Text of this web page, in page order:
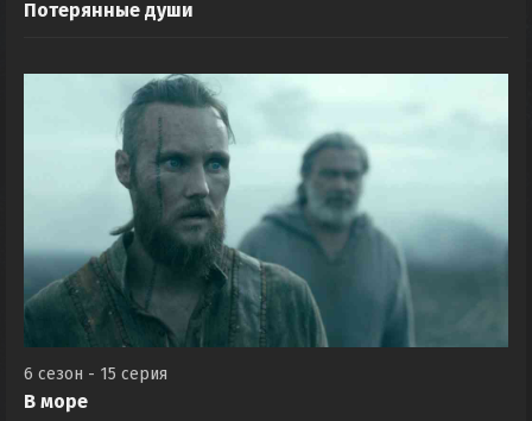
Потерянные души
6 сезон - 15 серия
В море